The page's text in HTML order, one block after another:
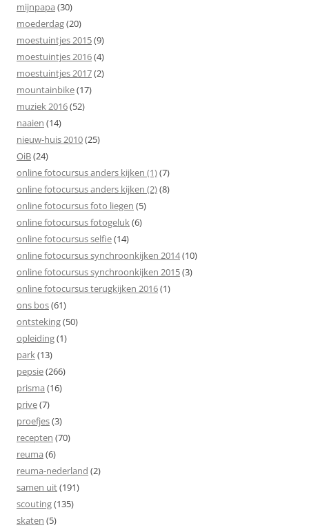
mijnpapa (30)
moederdag(20)
moestuintjes 2015(9)
moestuintjes 2016(4)
moestuintjes 2017(2)
mountainbike(17)
muziek 2016(52)
naaien (14)
nieuw-huis 2010(25)
OiB(24)
online fotocursus anders kijken (1)(7)
online fotocursus anders kijken (2)(8)
online fotocursus foto liegen (5)
online fotocursus fotogeluk(6)
online fotocursus selfie(14)
online fotocursus synchroonkijken 2014(10)
online fotocursus synchroonkijken 2015(3)
online fotocursus terugkijken 2016(1)
ons bos(61)
ontsteking(50)
opleiding(1)
park(13)
pepsie(266)
prisma (16)
prive(7)
proefjes(3)
recepten (70)
reuma (6)
reuma-nederland (2)
samen uit(191)
scouting(135)
skaten (5)